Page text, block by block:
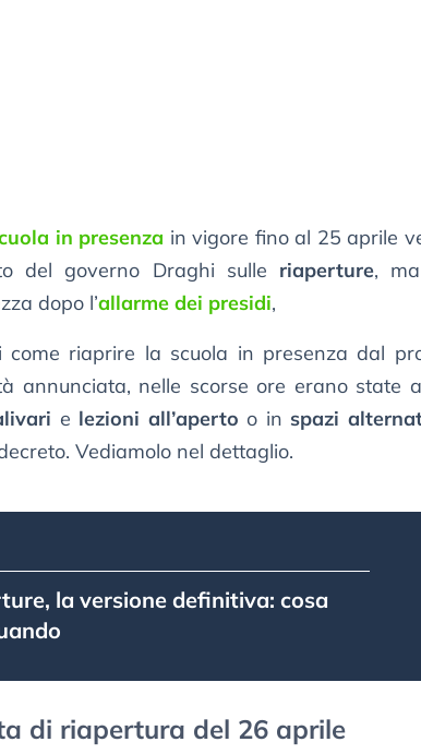
in presenza in vigore fino al 25 aprile
del governo Draghi sulle riaperture,
dopo l’allarme dei presidi,
come riaprire la scuola in presenza dal
annunciata, nelle scorse ore erano state
e lezioni all’aperto o in spazi
Vediamolo nel dettaglio.
la versione definitiva: cosa
di riapertura del 26 aprile